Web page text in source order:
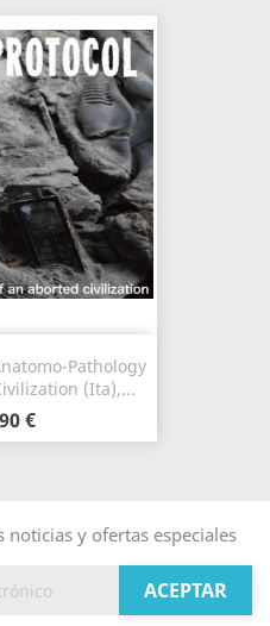
Pathology
(Ita),...
€
y ofertas especiales